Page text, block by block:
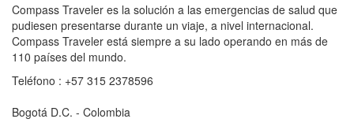
Compass Traveler es la solución a las emergencias de salud que
pudiesen presentarse durante un viaje, a nivel internacional.
Compass Traveler está siempre a su lado operando en más de
110 países del mundo.
Teléfono : +57 315 2378596
Bogotá D.C. - Colombia